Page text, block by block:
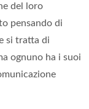
del loro
pensando di
si tratta di
ognuno ha i suoi